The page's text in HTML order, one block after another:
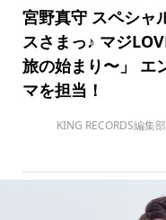
宮野真守 スペシャ
スさまっ♪ マジ
旅の始まり〜」 エ
マを担当！
KING RECORDS編集部